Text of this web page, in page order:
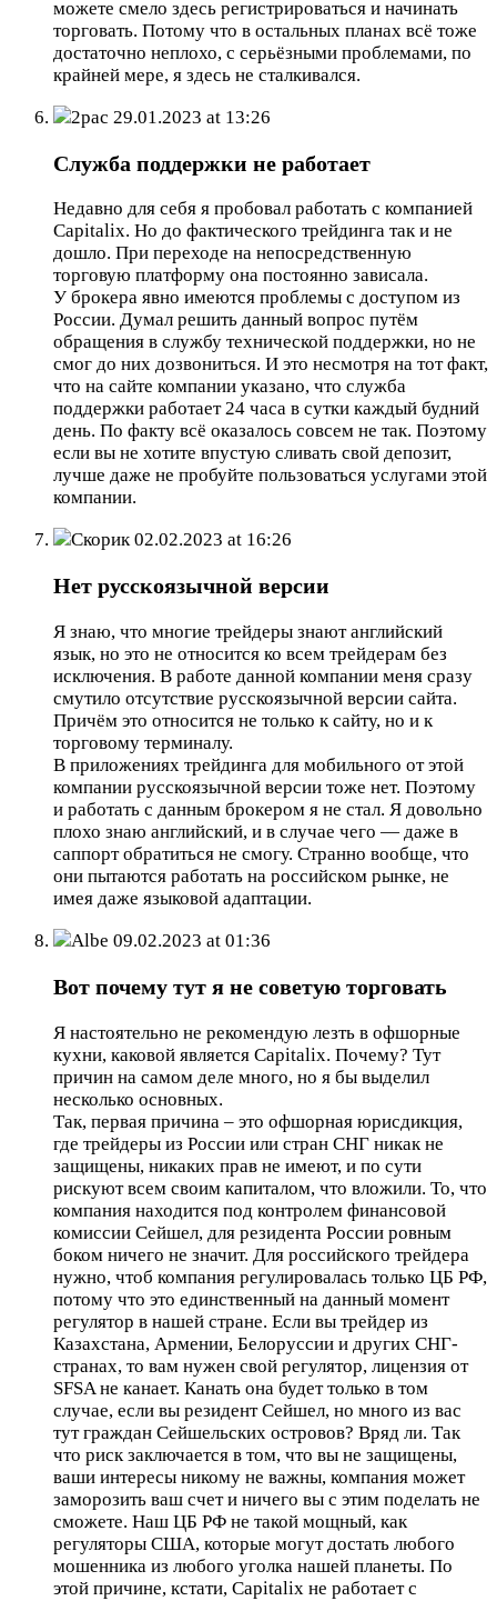
можете смело здесь регистрироваться и начинать
торговать. Потому что в остальных планах всё тоже
достаточно неплохо, с серьёзными проблемами, по
крайней мере, я здесь не сталкивался.
2pac 29.01.2023 at 13:26
Служба поддержки не работает
Недавно для себя я пробовал работать с компанией
Capitalix. Но до фактического трейдинга так и не
дошло. При переходе на непосредственную
торговую платформу она постоянно зависала.
У брокера явно имеются проблемы с доступом из
России. Думал решить данный вопрос путём
обращения в службу технической поддержки, но не
смог до них дозвониться. И это несмотря на тот факт,
что на сайте компании указано, что служба
поддержки работает 24 часа в сутки каждый будний
день. По факту всё оказалось совсем не так. Поэтому
если вы не хотите впустую сливать свой депозит,
лучше даже не пробуйте пользоваться услугами этой
компании.
Скорик02.02.2023 at 16:26
Нет русскоязычной версии
Я знаю, что многие трейдеры знают английский
язык, но это не относится ко всем трейдерам без
исключения. В работе данной компании меня сразу
смутило отсутствие русскоязычной версии сайта.
Причём это относится не только к сайту, но и к
торговому терминалу.
В приложениях трейдинга для мобильного от этой
компании русскоязычной версии тоже нет. Поэтому
и работать с данным брокером я не стал. Я довольно
плохо знаю английский, и в случае чего — даже в
саппорт обратиться не смогу. Странно вообще, что
они пытаются работать на российском рынке, не
имея даже языковой адаптации.
Albe 09.02.2023 at 01:36
Вот почему тут я не советую торговать
Я настоятельно не рекомендую лезть в офшорные
кухни, каковой является Capitalix. Почему? Тут
причин на самом деле много, но я бы выделил
несколько основных.
Так, первая причина – это офшорная юрисдикция,
где трейдеры из России или стран СНГ никак не
защищены, никаких прав не имеют, и по сути
рискуют всем своим капиталом, что вложили. То, что
компания находится под контролем финансовой
комиссии Сейшел, для резидента России ровным
боком ничего не значит. Для российского трейдера
нужно, чтоб компания регулировалась только ЦБ РФ,
потому что это единственный на данный момент
регулятор в нашей стране. Если вы трейдер из
Казахстана, Армении, Белоруссии и других СНГ-
странах, то вам нужен свой регулятор, лицензия от
SFSA не канает. Канать она будет только в том
случае, если вы резидент Сейшел, но много из вас
тут граждан Сейшельских островов? Вряд ли. Так
что риск заключается в том, что вы не защищены,
ваши интересы никому не важны, компания может
заморозить ваш счет и ничего вы с этим поделать не
сможете. Наш ЦБ РФ не такой мощный, как
регуляторы США, которые могут достать любого
мошенника из любого уголка нашей планеты. По
этой причине, кстати, Capitalix не работает с